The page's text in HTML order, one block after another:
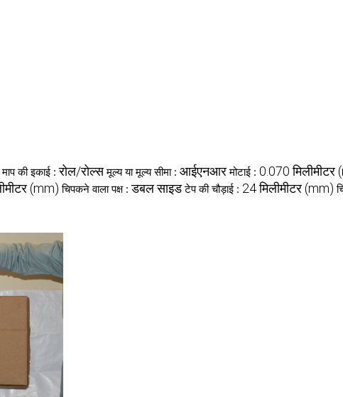
माप की इकाई :रोल/रोल्स मूल्य या मूल्य सीमा : आईएनआर मोटाई : 0.070 मिलीमीटर
(mm) चिपकने वाला पक्ष :डबल साइड टेप की चौड़ाई : 24 मिलीमीटर (mm)